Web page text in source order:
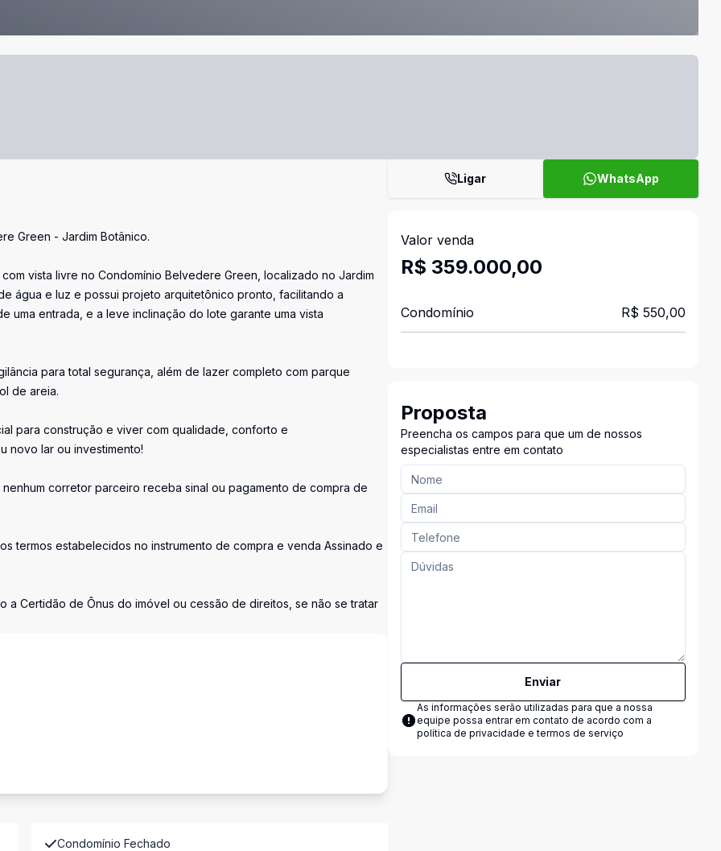
Green - Jardim Botânico.
vista livre no Condomínio Belvedere Green, localizado no Jardim
água e luz e possui projeto arquitetônico pronto, facilitando a
uma entrada, e a leve inclinação do lote garante uma vista
para total segurança, além de lazer completo com parque
de areia.
para construção e viver com qualidade, conforto e
novo lar ou investimento!
corretor parceiro receba sinal ou pagamento de compra de
termos estabelecidos no instrumento de compra e venda Assinado e
a Certidão de Ônus do imóvel ou cessão de direitos, se não se tratar
Condomínio Fechado
Ligar WhatsApp
Valor venda
R$ 359.000,00
Condomínio R$ 550,00
Proposta
Preencha os campos para que um de nossos
especialistas entre em contato
Enviar
As informações serão utilizadas para que a nossa
equipe possa entrar em contato de acordo com a
política de privacidade e termos de serviço